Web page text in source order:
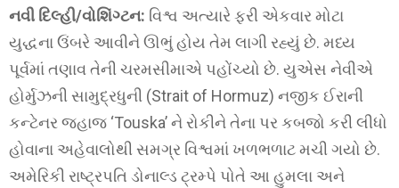
નવી દિલ્હી/વોશિંગ્ટન: વિશ્વ અત્યારે ફરી એકવાર મોટા
યુદ્ધના ઉંબરે આવીને ઊભું હોય તેમ લાગી રહ્યું છે. મધ્ય
પૂર્વમાં તણાવ તેની ચરમસીમાએ પહોંચ્યો છે. યુએસ નેવીએ
હોર્મુઝની સામુદ્રધુની (Strait of Hormuz) નજીક ઈરાની
કન્ટેનર જહાજ ‘Touska’ ને રોકીને તેના પર કબજો કરી લીધો
હોવાના અહેવાલોથી સમગ્ર વિશ્વમાં ખળભળાટ મચી ગયો છે.
અમેરિકી રાષ્ટ્રપતિ ડોનાલ્ડ ટ્રમ્પે પોતે આ હુમલા અને